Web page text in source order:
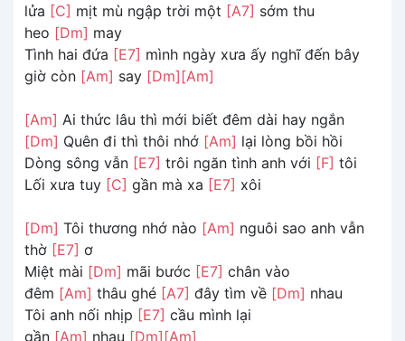
lửa [C] mịt mù ngập trời một [A7] sớm thu
heo [Dm] may
Tình hai đứa [E7] mình ngày xưa ấy nghĩ đến bây
giờ còn [Am] say [Dm] [Am]
[Am] Ai thức lâu thì mới biết đêm dài hay ngắn
[Dm] Quên đi thì thôi nhớ [Am] lại lòng bồi hồi
Dòng sông vẫn [E7] trôi ngăn tình anh với [F] tôi
Lối xưa tuy [C] gần mà xa [E7] xôi
[Dm] Tôi thương nhớ nào [Am] nguôi sao anh vẫn
thờ [E7] ơ
Miệt mài [Dm] mãi bước [E7] chân vào
đêm [Am] thâu ghé [A7] đây tìm về [Dm] nhau
Tôi anh nối nhịp [E7] cầu mình lại
gần [Am] nhau [Dm] [Am]